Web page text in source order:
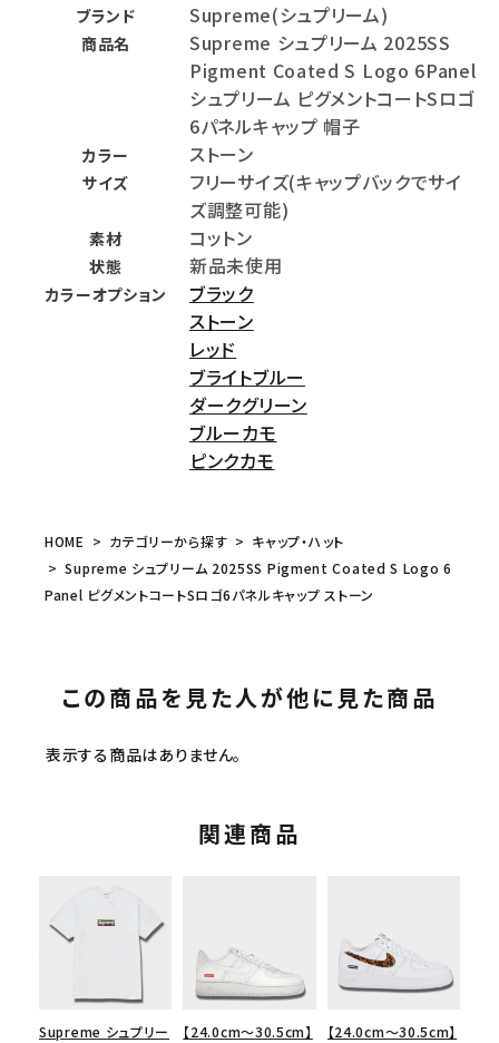
ブランド Supreme(シュプリーム)
商品名
Supreme シュプリーム 2025SS
Pigment Coated S Logo 6Panel
シュプリーム ピグメントコートSロゴ
6パネルキャップ 帽子
カラー ストーン
サイズ
フリーサイズ(キャップバックでサイ
ズ調整可能)
素材 コットン
状態 新品未使用
カラーオプション
ブラック
ストーン
レッド
ブライトブルー
ダークグリーン
ブルーカモ
ピンクカモ
HOME カテゴリーから探す
キャップ・ハット
Supreme シュプリーム 2025SS Pigment Coated S Logo 6
Panel ピグメントコートSロゴ6パネルキャップ ストーン
この商品を見た人が他に見た商品
表示する商品はありません。
関連商品
Supreme シュプリー 【24.0cm～30.5cm】 【24.0cm～30.5cm】